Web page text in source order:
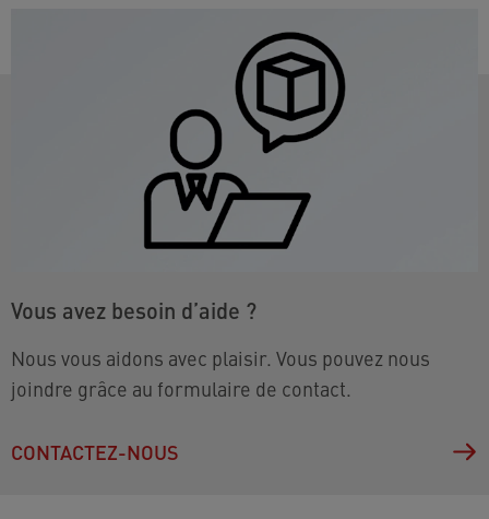
Vous avez besoin d’aide ?
Nous vous aidons avec plaisir. Vous pouvez nous
joindre grâce au formulaire de contact.
CONTACTEZ-NOUS